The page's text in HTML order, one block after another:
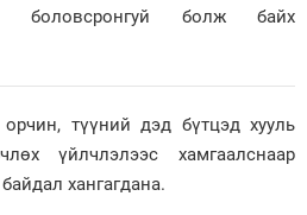
боловсронгуй болж байх
түүний дэд бүтцэд хууль
үйлчлэлээс хамгаалснаар
хангагдана.